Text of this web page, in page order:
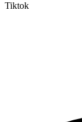
Tiktok